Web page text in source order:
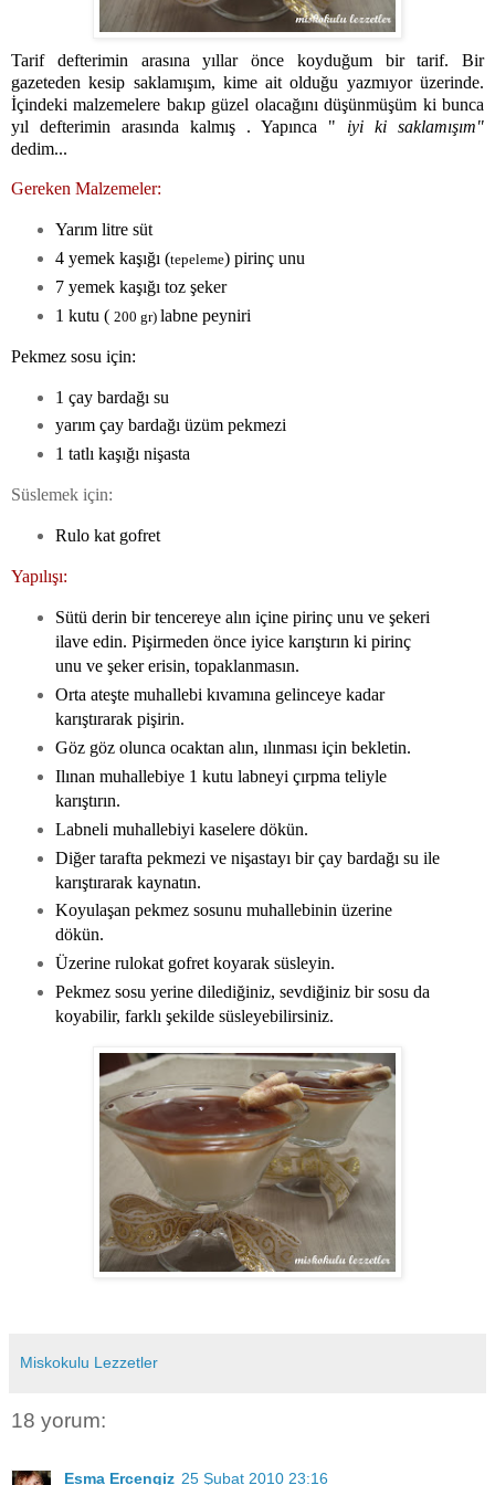
Tarif defterimin arasına yıllar önce koyduğum bir tarif. Bir
gazeteden kesip saklamışım, kime ait olduğu yazmıyor üzerinde.
İçindeki malzemelere bakıp güzel olacağını düşünmüşüm ki bunca
yıl defterimin arasında kalmış . Yapınca " iyi ki saklamışım"
dedim...
Gereken Malzemeler:
Yarım litre süt
4 yemek kaşığı (tepeleme) pirinç unu
7 yemek kaşığı toz şeker
1 kutu ( 200 gr) labne peyniri
Pekmez sosu için:
1 çay bardağı su
yarım çay bardağı üzüm pekmezi
1 tatlı kaşığı nişasta
Süslemek için:
Rulo kat gofret
Yapılışı:
Sütü derin bir tencereye alın içine pirinç unu ve şekeri
ilave edin. Pişirmeden önce iyice karıştırın ki pirinç
unu ve şeker erisin, topaklanmasın.
Orta ateşte muhallebi kıvamına gelinceye kadar
karıştırarak pişirin.
Göz göz olunca ocaktan alın, ılınması için bekletin.
Ilınan muhallebiye 1 kutu labneyi çırpma teliyle
karıştırın.
Labneli muhallebiyi kaselere dökün.
Diğer tarafta pekmezi ve nişastayı bir çay bardağı su ile
karıştırarak kaynatın.
Koyulaşan pekmez sosunu muhallebinin üzerine
dökün.
Üzerine rulokat gofret koyarak süsleyin.
Pekmez sosu yerine dilediğiniz, sevdiğiniz bir sosu da
koyabilir, farklı şekilde süsleyebilirsiniz.
Miskokulu Lezzetler
18 yorum:
Esma Ercengiz 25 Şubat 2010 23:16